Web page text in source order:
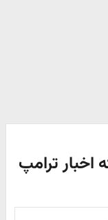
اخبار ترامپ